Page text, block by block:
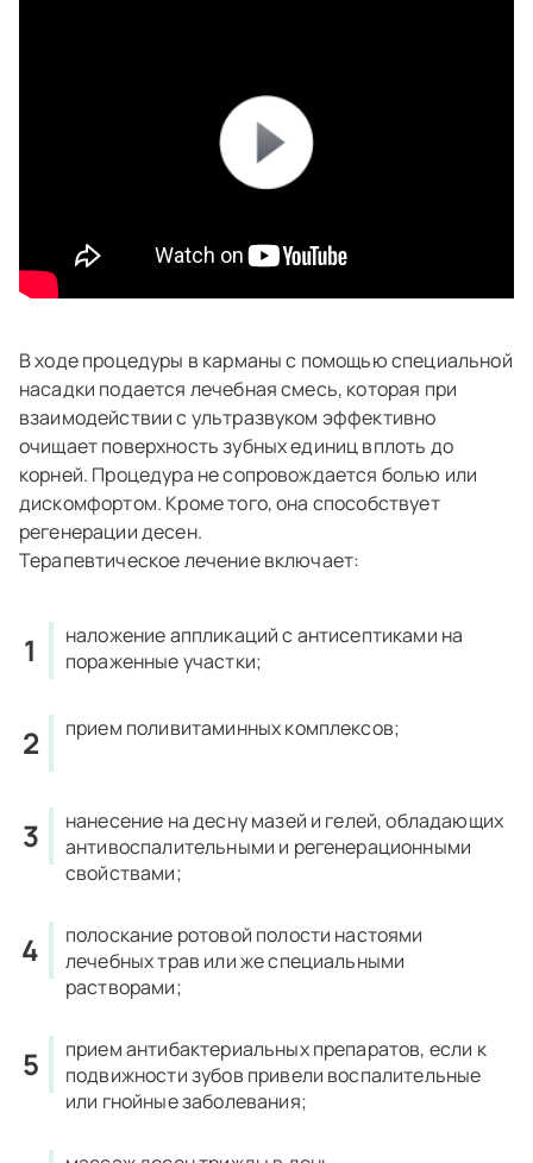
В ходе процедуры в карманы с помощью специальной
насадки подается лечебная смесь, которая при
взаимодействии с ультразвуком эффективно
очищает поверхность зубных единиц вплоть до
корней. Процедура не сопровождается болью или
дискомфортом. Кроме того, она способствует
регенерации десен.
Терапевтическое лечение включает:
наложение аппликаций с антисептиками на
пораженные участки;
прием поливитаминных комплексов;
нанесение на десну мазей и гелей, обладающих
антивоспалительными и регенерационными
свойствами;
полоскание ротовой полости настоями
лечебных трав или же специальными
растворами;
прием антибактериальных препаратов, если к
подвижности зубов привели воспалительные
или гнойные заболевания;